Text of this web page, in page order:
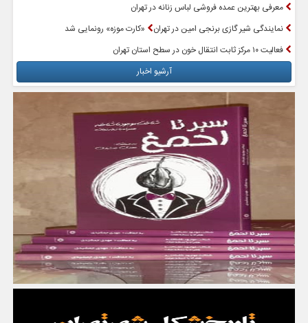
معرفی بهترین عمده فروشی لباس زنانه در تهران
نمایندگی شیر گازی برنجی امین در تهران
«کارت موزه» رونمایی شد
فعالیت ۱۰ مرکز ثابت انتقال خون در سطح استان تهران
آرشیو اخبار